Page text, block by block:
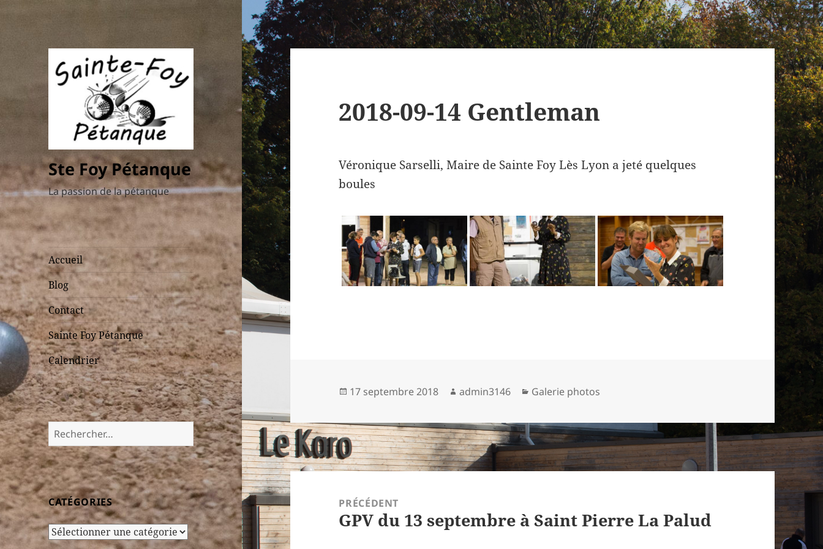
Ste Foy Pétanque
La passion de la pétanque
Accueil
Blog
Contact
Sainte Foy Pétanque
Calendrier
Rechercher :
CATÉGORIES
Catégories
2018-09-14 Gentleman
Véronique Sarselli, Maire de Sainte Foy Lès Lyon a jeté quelques
boules
Publié
17 septembre 2018 Auteur
admin3146 Catégories
Galerie photos
Navigation
de
l’article
PRÉCÉDENT
Article
GPV du 13 septembre à Saint Pierre La Palud